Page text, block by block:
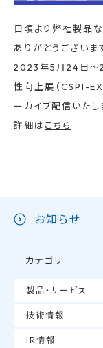
日頃より弊社製品
ありがとうございます
2023年5月24日〜
性向上展（CSPI-
ーカイブ配信いたし
詳細は こちら
お知らせ
カテゴリ
製品・サービス
技術情報
IR情報